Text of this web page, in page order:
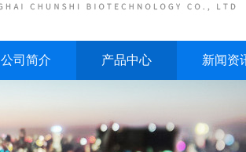
公司简介 产品中心 新闻资